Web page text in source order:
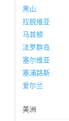
黑山
拉脱维亚
马其顿
法罗群岛
塞尔维亚
塞浦路斯
爱尔兰
美洲